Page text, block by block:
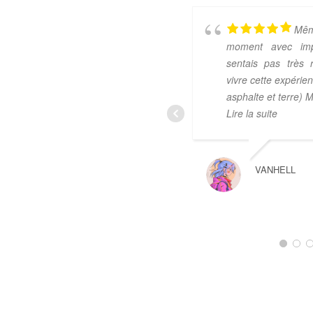
moment avec
sentais pas très
vivre cette
asphalte et terre)
Lire la suite
VANHELL